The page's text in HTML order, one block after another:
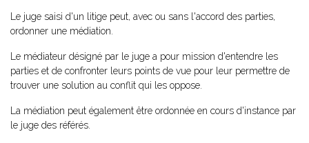
Le juge saisi d'un litige peut, avec ou sans l'accord des parties,
ordonner une médiation.
Le médiateur désigné par le juge a pour mission d'entendre les
parties et de confronter leurs points de vue pour leur permettre de
trouver une solution au conflit qui les oppose.
La médiation peut également être ordonnée en cours d'instance par
le juge des référés.